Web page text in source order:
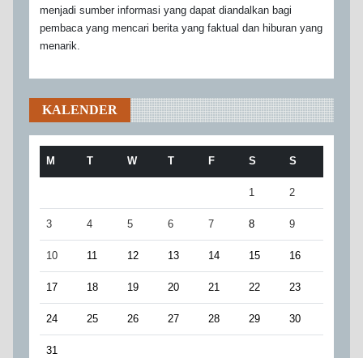
menjadi sumber informasi yang dapat diandalkan bagi
pembaca yang mencari berita yang faktual dan hiburan yang
menarik.
KALENDER
M T W T F S S
1 2
3 4 5 6 7 8 9
10 11 12 13 14 15 16
17 18 19 20 21 22 23
24 25 26 27 28 29 30
31